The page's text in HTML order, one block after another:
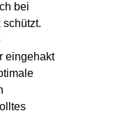
bei
eingehakt